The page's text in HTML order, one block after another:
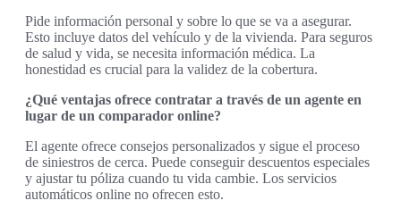
Pide información personal y sobre lo que se va a asegurar.
Esto incluye datos del vehículo y de la vivienda. Para seguros
de salud y vida, se necesita información médica. La
honestidad es crucial para la validez de la cobertura.
¿Qué ventajas ofrece contratar a través de un agente en
lugar de un comparador online?
El agente ofrece consejos personalizados y sigue el proceso
de siniestros de cerca. Puede conseguir descuentos especiales
y ajustar tu póliza cuando tu vida cambie. Los servicios
automáticos online no ofrecen esto.